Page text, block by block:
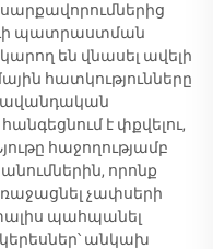
սարքավորումներից
պատրաստման
են վնասել ավելի
հատկությունները
ավանդական
է փքվելու,
հաջողությամբ
որոնք
չափսերի
տալիս պահպանել
անկախ